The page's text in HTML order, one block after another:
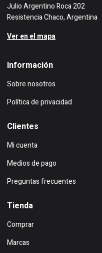
Julio Argentino Roca 202
Resistencia Chaco, Argentina
Ver en el mapa
Información
Sobre nosotros
Política de privacidad
Clientes
Mi cuenta
Medios de pago
Preguntas frecuentes
Tienda
Comprar
Marcas